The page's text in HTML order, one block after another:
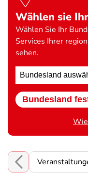
Wählen sie
Wählen Sie Ihr
Services Ihrer
sehen.
Standort
wählen
Bundesland
Choose a section